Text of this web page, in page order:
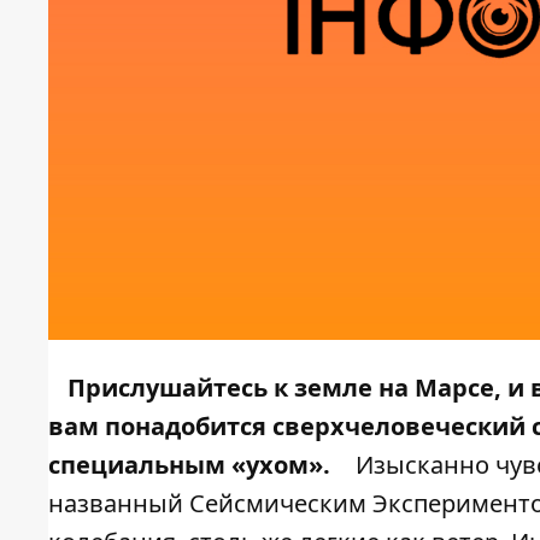
Прислушайтесь к земле на Марсе,
вам понадобится сверхчеловеческий
специальным «ухом».
Изысканно
названный Сейсмическим